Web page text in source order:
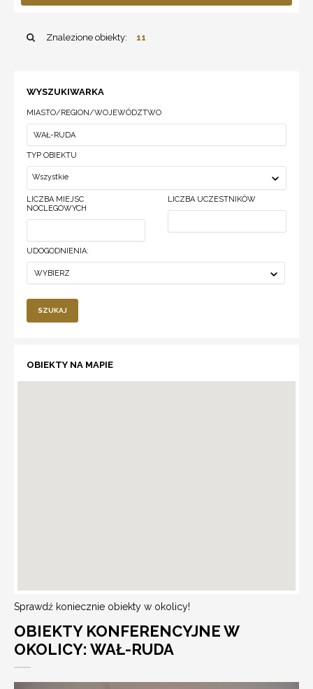
Znalezione obiekty: 11
WYSZUKIWARKA
MIASTO/REGION/WOJEWÓDZTWO
TYP OBIEKTU
Wszystkie
LICZBA MIEJSC
NOCLEGOWYCH
LICZBA UCZESTNIKÓW
UDOGODNIENIA:
WYBIERZ
SZUKAJ
OBIEKTY NA MAPIE
Sprawdź koniecznie obiekty w okolicy!
OBIEKTY KONFERENCYJNE W
OKOLICY: WAŁ-RUDA